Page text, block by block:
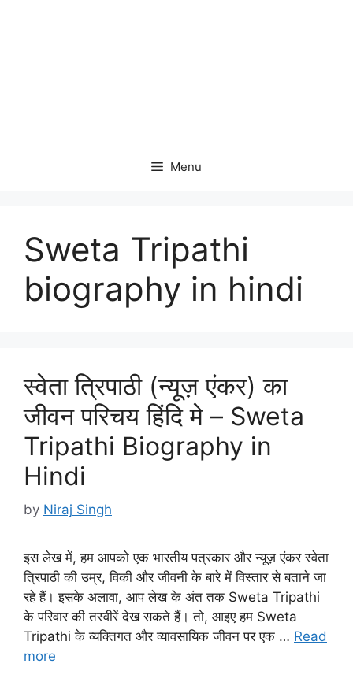
Menu
Sweta Tripathi
biography in hindi
स्वेता त्रिपाठी (न्यूज़ एंकर) का
जीवन परिचय हिंदि मे – Sweta
Tripathi Biography in
Hindi
by Niraj Singh
इस लेख में, हम आपको एक भारतीय पत्रकार और न्यूज़ एंकर स्वेता
त्रिपाठी की उम्र, विकी और जीवनी के बारे में विस्तार से बताने जा
रहे हैं। इसके अलावा, आप लेख के अंत तक Sweta Tripathi
के परिवार की तस्वीरें देख सकते हैं। तो, आइए हम Sweta
Tripathi के व्यक्तिगत और व्यावसायिक जीवन पर एक … Read
more